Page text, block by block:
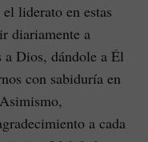
liderato en estas
diariamente a
a Dios, dándole a Él
con sabiduría en
a cada